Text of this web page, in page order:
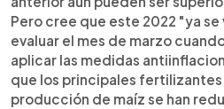
Pero cree que este 2022 "ya
evaluar el mes de marzo
aplicar las medidas
que los principales
producción de maíz se han